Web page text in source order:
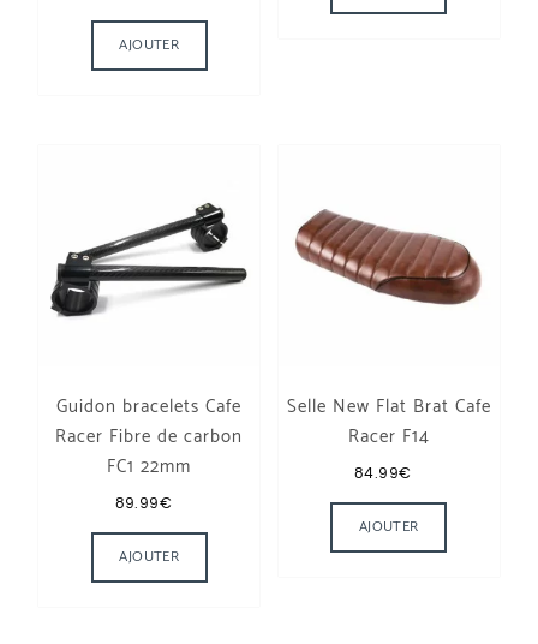
AJOUTER
Ce produit a plusieurs variations. Les
Guidon bracelets Cafe
Racer Fibre de carbon
FC1 22mm
89.99€
AJOUTER
Ce produit a plusieurs variations. Les
Selle New Flat Brat Cafe
Racer F14
84.99€
AJOUTER